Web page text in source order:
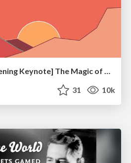
[RailsConf 2023 Opening Keynote] The Magic of Rails
31 10k